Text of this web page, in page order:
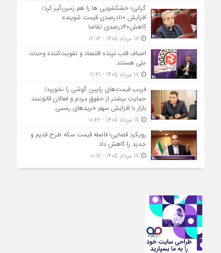
گرانی؛ خشکشویی‌ ها را هم زمین‌گیر کرد/
افزایش ۱۱۰درصدی قیمت شوینده
کاهش۴۰درصدی تقاضا
اصناف قلب تپنده اقتصاد و تقویت‌کننده وحدت
ملی هستند
فریب قیمت‌های پایین گوشی را نخورید/
حمایت بیشتر از حقوق مردم و فعالان قانونمند
بازار با افزایش سهم خریدهای رسمی
رویکرد قضایی؛ فاصله قیمت سکه طرح قدیم و
جدید را کاهش داد